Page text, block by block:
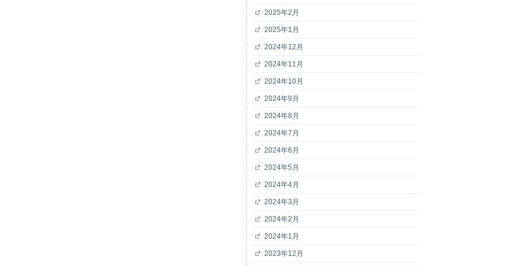
2025年2月
2025年1月
2024年12月
2024年11月
2024年10月
2024年9月
2024年8月
2024年7月
2024年6月
2024年5月
2024年4月
2024年3月
2024年2月
2024年1月
2023年12月